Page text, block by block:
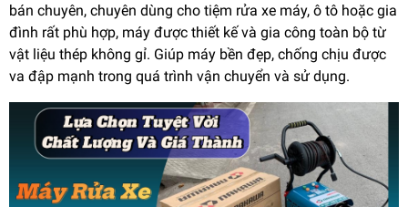
bán chuyên, chuyên dùng cho tiệm rửa xe máy, ô tô hoặc gia
đình rất phù hợp, máy được thiết kế và gia công toàn bộ từ
vật liệu thép không gỉ. Giúp máy bền đẹp, chống chịu được
va đập mạnh trong quá trình vận chuyển và sử dụng.